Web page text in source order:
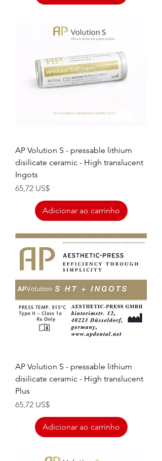
AP Volution S - pressable lithium
disilicate ceramic - High translucent
Ingots
Preço
65,72 US$
Adicionar ao carrinho
AP Volution S - pressable lithium
disilicate ceramic - High translucent
Plus
Preço
65,72 US$
Adicionar ao carrinho